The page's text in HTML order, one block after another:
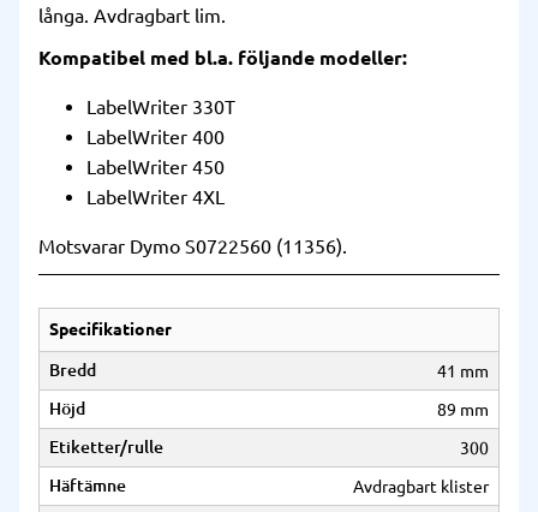
långa. Avdragbart lim.
Kompatibel med bl.a. följande modeller:
LabelWriter 330T
LabelWriter 400
LabelWriter 450
LabelWriter 4XL
Motsvarar Dymo S0722560 (11356).
Specifikationer
Bredd
41 mm
Höjd
89 mm
Etiketter/rulle
300
Häftämne
Avdragbart klister